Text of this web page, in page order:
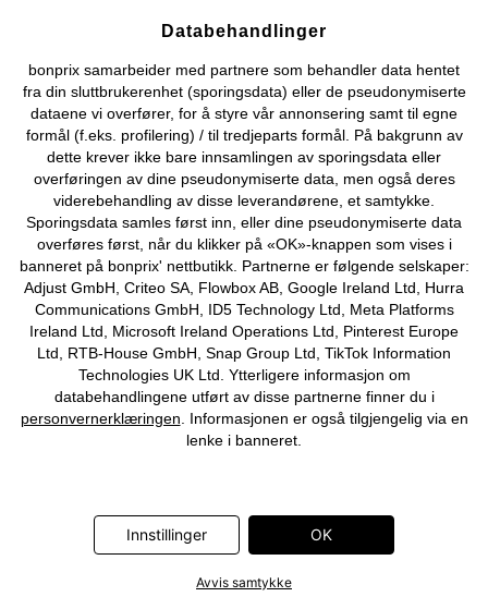
BH uten bøyle med lukking
foran, med økologisk bomull (2-
pack)
299 kr
Korsett av raffinert blonde
129 kr
Databehandlinger
bonprix samarbeider med partnere som behandler data hentet
fra din sluttbrukerenhet (sporingsdata) eller de pseudonymiserte
dataene vi overfører, for å styre vår annonsering samt til egne
formål (f.eks. profilering) / til tredjeparts formål. På bakgrunn av
dette krever ikke bare innsamlingen av sporingsdata eller
overføringen av dine pseudonymiserte data, men også deres
viderebehandling av disse leverandørene, et samtykke.
Sporingsdata samles først inn, eller dine pseudonymiserte data
overføres først, når du klikker på «OK»-knappen som vises i
banneret på bonprix' nettbutikk. Partnerne er følgende selskaper:
Adjust GmbH, Criteo SA, Flowbox AB, Google Ireland Ltd, Hurra
Communications GmbH, ID5 Technology Ltd, Meta Platforms
Ireland Ltd, Microsoft Ireland Operations Ltd, Pinterest Europe
Ltd, RTB-House GmbH, Snap Group Ltd, TikTok Information
Technologies UK Ltd. Ytterligere informasjon om
databehandlingene utført av disse partnerne finner du i
personvernerklæringen . Informasjonen er også tilgjengelig via en
lenke i banneret.
Innstillinger OK
Avvis samtykke